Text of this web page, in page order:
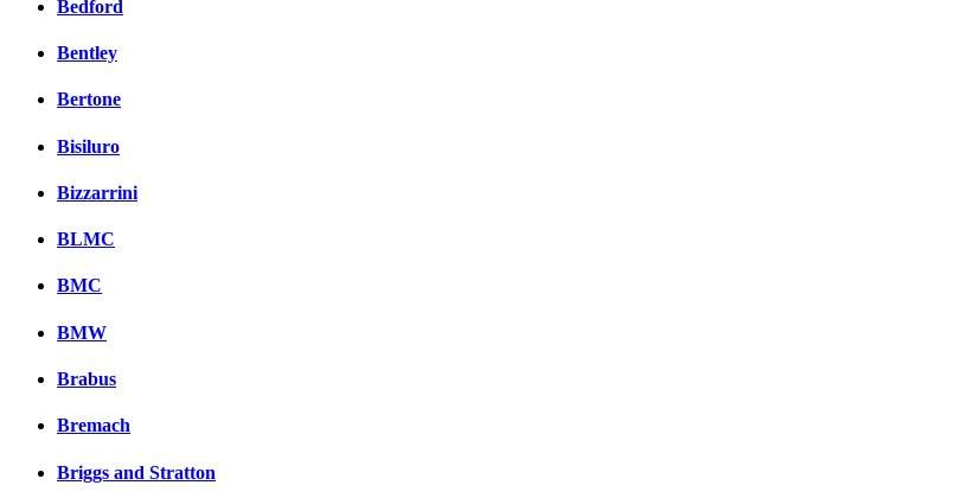
Bedford
Bentley
Bertone
Bisiluro
Bizzarrini
BLMC
BMC
BMW
Brabus
Bremach
Briggs and Stratton